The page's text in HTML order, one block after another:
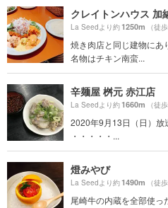
クレイトンハウス 加
La Seedより約1250m （徒
焼き肉店と同じ建物にあ
名物はチキン南蛮...
辛麺屋 桝元 赤江店
La Seedより約1660m （徒
2020年9月13日（日）放
・・・・・...
燈みやび
La Seedより約1490m （徒
尾崎牛の内蔵を全部使